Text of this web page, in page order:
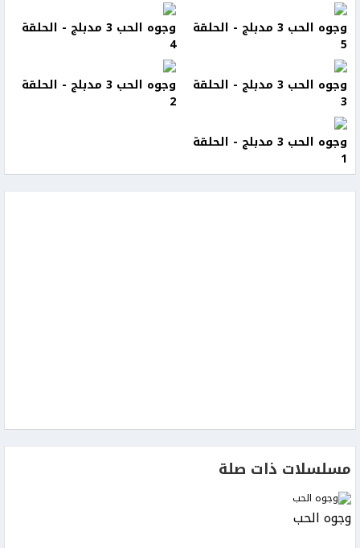
وجوه الحب 3 مدبلج - الحلقة
5
وجوه الحب 3 مدبلج - الحلقة
4
وجوه الحب 3 مدبلج - الحلقة
3
وجوه الحب 3 مدبلج - الحلقة
2
وجوه الحب 3 مدبلج - الحلقة
1
مسلسلات ذات صلة
وجوه الحب